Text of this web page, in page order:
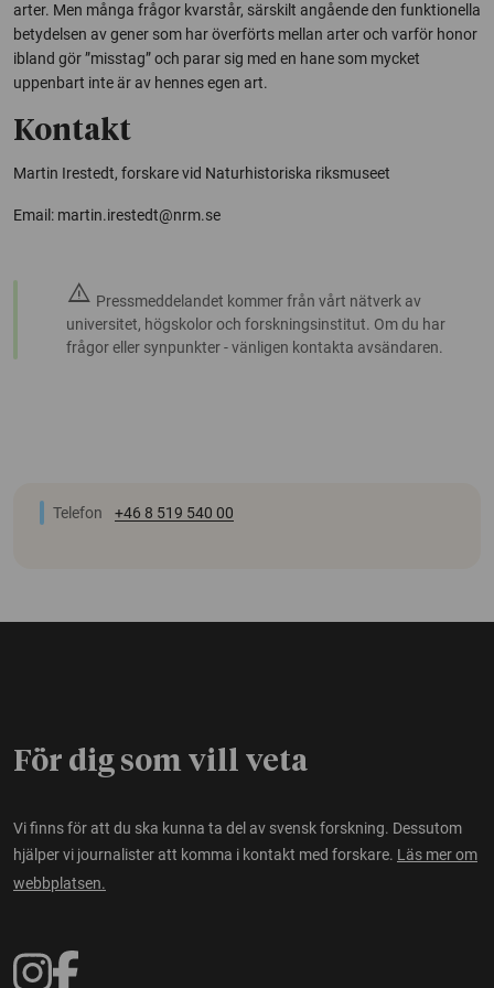
arter. Men många frågor kvarstår, särskilt angående den funktionella
betydelsen av gener som har överförts mellan arter och varför honor
ibland gör ”misstag” och parar sig med en hane som mycket
uppenbart inte är av hennes egen art.
Kontakt
Martin Irestedt, forskare vid Naturhistoriska riksmuseet
Email: martin.irestedt@nrm.se
warning Pressmeddelandet kommer från vårt nätverk av
universitet, högskolor och forskningsinstitut. Om du har
frågor eller synpunkter - vänligen kontakta avsändaren.
Telefon +46 8 519 540 00
För dig som vill veta
Vi finns för att du ska kunna ta del av svensk forskning. Dessutom
hjälper vi journalister att komma i kontakt med forskare. Läs mer om
webbplatsen.